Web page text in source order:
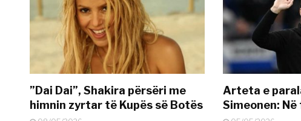
”Dai Dai”, Shakira përsëri me
himnin zyrtar të Kupës së Botës
Arteta e
Simeonen: